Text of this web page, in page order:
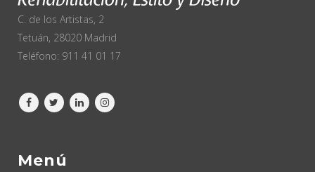
C. de los Artistas, 2
Tetuán, 28020 Madrid
Teléfono: 911 41 01 17
Menú